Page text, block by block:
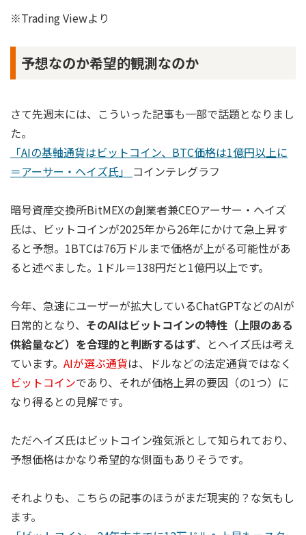
※Trading Viewより
予想なのか希望的観測なのか
さて先週末には、こういった記事も一部で話題となりまし
た。
「AIの基軸通貨はビットコイン、BTC価格は1億円以上に
＝アーサー・ヘイズ氏」 コインテレグラフ
暗号資産交換所BitMEXの創業者兼CEOアーサー・ヘイズ
氏は、ビットコインが2025年から26年にかけて急上昇す
ると予想。1BTCは76万ドルまで価格が上がる可能性があ
ると述べました。1ドル＝138円だと1億円以上です。
今年、急速にユーザーが拡大しているChatGPTなどのAIが
日常的となり、 そのAIはビットコインの特性（上限のある
供給量など）を合理的と判断するはず、とヘイズ氏は考え
ています。 AIが選ぶ通貨は、ドルなどの法定通貨ではなく
ビットコインであり、それが価格上昇の要因（の1つ）に
なり得るとの見解です。
ただヘイズ氏はビットコイン強気派として知られており、
予想価格はかなり希望的な側面もありそうです。
それよりも、こちらの記事のほうがまだ現実的？な気もし
ます。